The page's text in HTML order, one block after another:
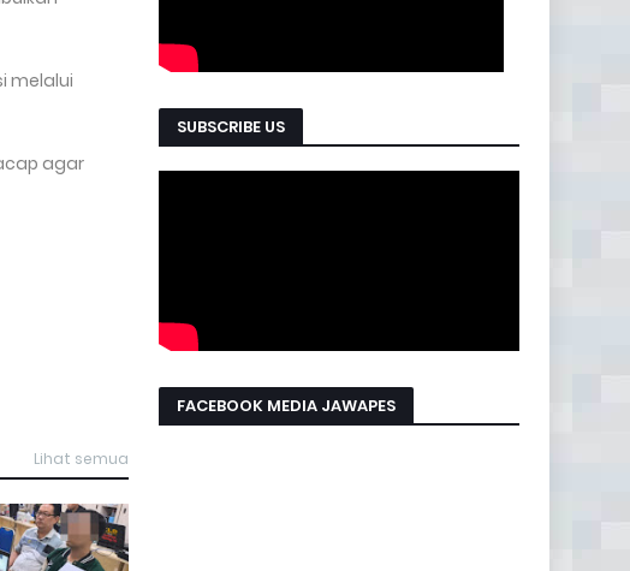
melalui
agar
Lihat semua
SUBSCRIBE US
FACEBOOK MEDIA JAWAPES